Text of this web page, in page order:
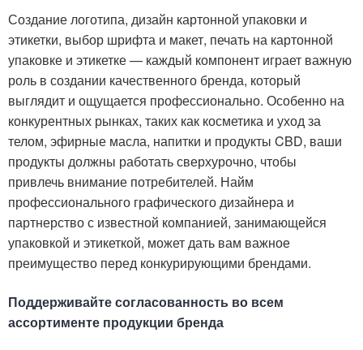
Создание логотипа, дизайн картонной упаковки и
этикетки, выбор шрифта и макет, печать на картонной
упаковке и этикетке — каждый компонент играет важную
роль в создании качественного бренда, который
выглядит и ощущается профессионально. Особенно на
конкурентных рынках, таких как косметика и уход за
телом, эфирные масла, напитки и продукты CBD, ваши
продукты должны работать сверхурочно, чтобы
привлечь внимание потребителей. Найм
профессионального графического дизайнера и
партнерство с известной компанией, занимающейся
упаковкой и этикеткой, может дать вам важное
преимущество перед конкурирующими брендами.
Поддерживайте согласованность во всем
ассортименте продукции бренда